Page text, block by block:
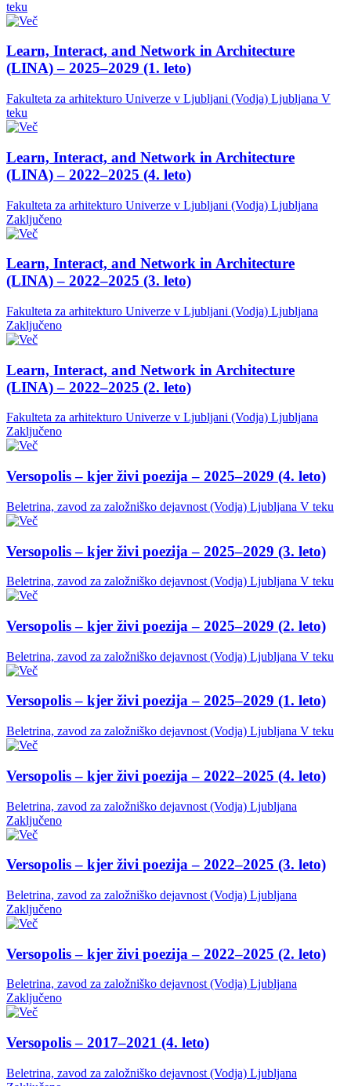
teku
Learn, Interact, and Network in Architecture
(LINA) – 2025–2029 (1. leto)
Fakulteta za arhitekturo Univerze v Ljubljani (Vodja) Ljubljana V
teku
Learn, Interact, and Network in Architecture
(LINA) – 2022–2025 (4. leto)
Fakulteta za arhitekturo Univerze v Ljubljani (Vodja) Ljubljana
Zaključeno
Learn, Interact, and Network in Architecture
(LINA) – 2022–2025 (3. leto)
Fakulteta za arhitekturo Univerze v Ljubljani (Vodja) Ljubljana
Zaključeno
Learn, Interact, and Network in Architecture
(LINA) – 2022–2025 (2. leto)
Fakulteta za arhitekturo Univerze v Ljubljani (Vodja) Ljubljana
Zaključeno
Versopolis – kjer živi poezija – 2025–2029 (4. leto)
Beletrina, zavod za založniško dejavnost (Vodja) Ljubljana V teku
Versopolis – kjer živi poezija – 2025–2029 (3. leto)
Beletrina, zavod za založniško dejavnost (Vodja) Ljubljana V teku
Versopolis – kjer živi poezija – 2025–2029 (2. leto)
Beletrina, zavod za založniško dejavnost (Vodja) Ljubljana V teku
Versopolis – kjer živi poezija – 2025–2029 (1. leto)
Beletrina, zavod za založniško dejavnost (Vodja) Ljubljana V teku
Versopolis – kjer živi poezija – 2022–2025 (4. leto)
Beletrina, zavod za založniško dejavnost (Vodja) Ljubljana
Zaključeno
Versopolis – kjer živi poezija – 2022–2025 (3. leto)
Beletrina, zavod za založniško dejavnost (Vodja) Ljubljana
Zaključeno
Versopolis – kjer živi poezija – 2022–2025 (2. leto)
Beletrina, zavod za založniško dejavnost (Vodja) Ljubljana
Zaključeno
Versopolis – 2017–2021 (4. leto)
Beletrina, zavod za založniško dejavnost (Vodja) Ljubljana